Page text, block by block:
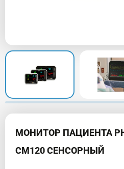
МОНИТОР ПАЦИЕНТА
CM120 СЕНСОРНЫЙ